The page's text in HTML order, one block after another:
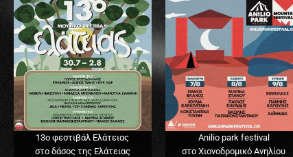
13o φεστιβάλ Ελάτειας
στο δάσος της Ελάτειας
Anilio park festival
στο Χιονοδρομικό Ανηλίου